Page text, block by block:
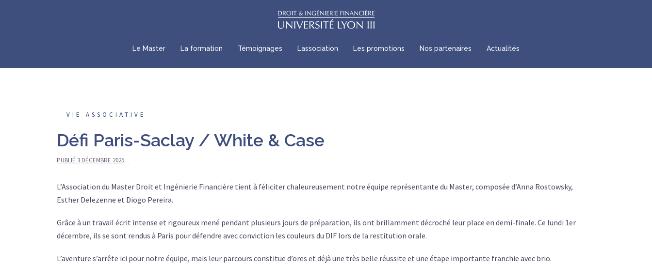
Le Master La formation Témoignages L’association Les promotions Nos partenaires Actualités
VIE ASSOCIATIVE
Défi Paris-Saclay / White & Case
PUBLIÉ 3 DÉCEMBRE 2025
L’Association du Master Droit et Ingénierie Financière tient à féliciter chaleureusement notre équipe représentante du Master, composée d’Anna Rostowsky,
Esther Delezenne et Diogo Pereira.
Grâce à un travail écrit intense et rigoureux mené pendant plusieurs jours de préparation, ils ont brillamment décroché leur place en demi-finale. Ce lundi 1er
décembre, ils se sont rendus à Paris pour défendre avec conviction les couleurs du DIF lors de la restitution orale.
L’aventure s’arrête ici pour notre équipe, mais leur parcours constitue d’ores et déjà une très belle réussite et une étape importante franchie avec brio.